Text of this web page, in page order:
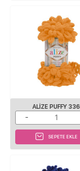
ALIZE PUFFY 336
SEPETE EKLE